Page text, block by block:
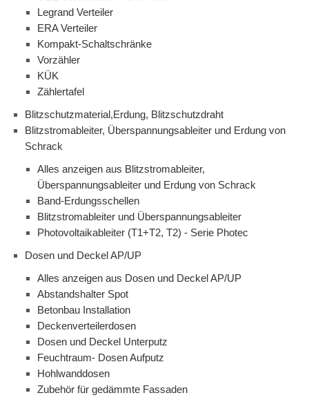
Legrand Verteiler
ERA Verteiler
Kompakt-Schaltschränke
Vorzähler
KÜK
Zählertafel
Blitzschutzmaterial,Erdung, Blitzschutzdraht
Blitzstromableiter, Überspannungsableiter und Erdung von
Schrack
Alles anzeigen aus Blitzstromableiter,
Überspannungsableiter und Erdung von Schrack
Band-Erdungsschellen
Blitzstromableiter und Überspannungsableiter
Photovoltaikableiter (T1+T2, T2) - Serie Photec
Dosen und Deckel AP/UP
Alles anzeigen aus Dosen und Deckel AP/UP
Abstandshalter Spot
Betonbau Installation
Deckenverteilerdosen
Dosen und Deckel Unterputz
Feuchtraum- Dosen Aufputz
Hohlwanddosen
Zubehör für gedämmte Fassaden